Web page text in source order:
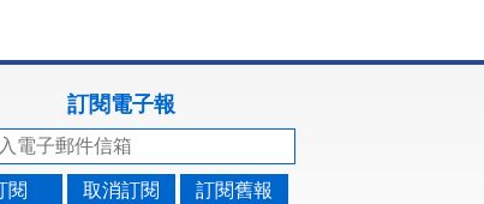
訂閱電子報
閱 取消訂閱 訂閱舊報